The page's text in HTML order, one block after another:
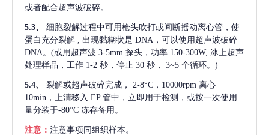
或者配合超声波破碎。
5.3、
细胞裂解过程中可用枪头吹打或间断摇动离心管，使
蛋白充分裂解
, 出现黏糊状是 DNA，可以使用超声波破碎
DNA。(或用超声波 3-5mm 探头，功率 150-300W, 冰上超声
处理样品，工作 1-2 秒，停止 30 秒， 3~5 个循环。)
5.4、 裂解或超声破碎完成，
2-8°C，10000rpm 离心
10min，上清移入 EP 管中，立即用于检测，或按一次使用
量分装于-80°C 冻存备用。
注意： 注意事项同组织样本。